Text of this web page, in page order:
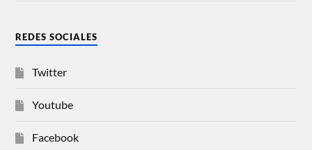
REDES SOCIALES
Twitter
Youtube
Facebook